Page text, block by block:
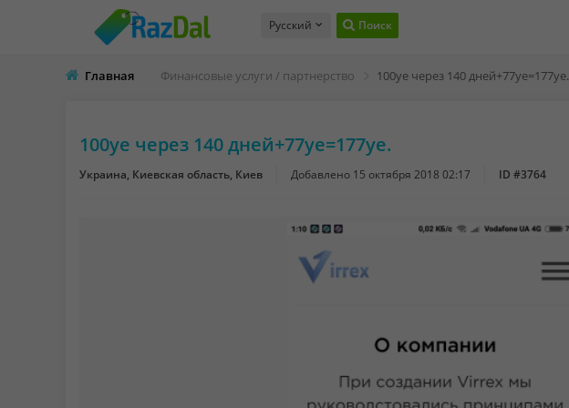
Русский Поиск
Главная Финансовые услуги / партнерство 100уе через 140 дней+77уе=177уе.
100уе через 140 дней+77уе=177уе.
Украина, Киевская область, Киев Добавлено 15 октября 2018 02:17 ID #3764